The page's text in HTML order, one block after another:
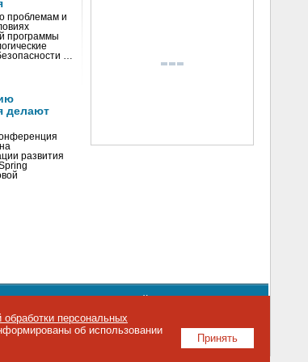
проблемам и
программы
…
делают
развития
материалов сайта
Принять
обработки персональных
об использовании